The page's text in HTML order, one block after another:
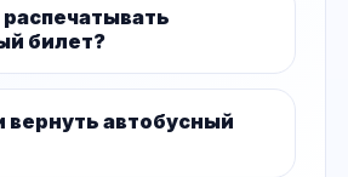
билет?
автобусный